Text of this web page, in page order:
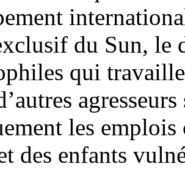
du Sun, le
qui
les
des enfants